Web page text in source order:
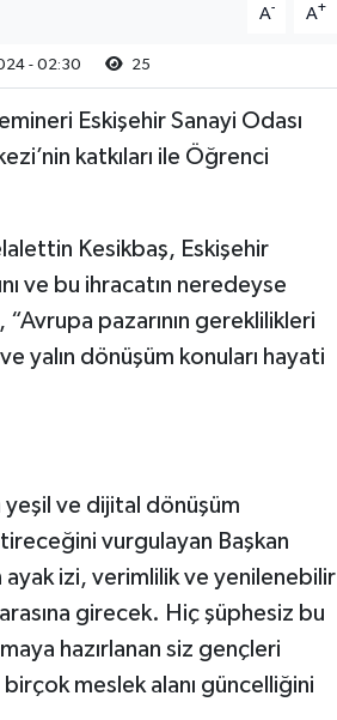
A- A+
- 02:30 25
Eskişehir Sanayi Odası
katkıları ile Öğrenci
Kesikbaş, Eskişehir
ve bu ihracatın neredeyse
pazarının gereklilikleri
yalın dönüşüm konuları hayati
yeşil ve dijital dönüşüm
vurgulayan Başkan
izi, verimlilik ve yenilenebilir
girecek. Hiç şüphesiz bu
hazırlanan siz gençleri
meslek alanı güncelliğini